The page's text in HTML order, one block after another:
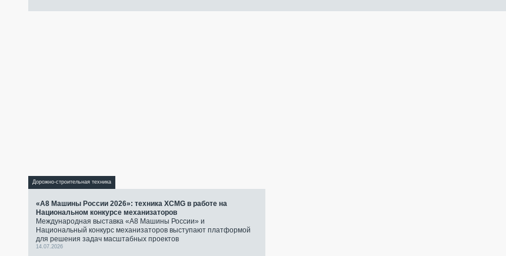
Дорожно-строительная техника
«А8 Машины России 2026»: техника XCMG в работе на
Национальном конкурсе механизаторов
Международная выставка «А8 Машины России» и
Национальный конкурс механизаторов выступают платформой
для решения задач масштабных проектов
14.07.2026